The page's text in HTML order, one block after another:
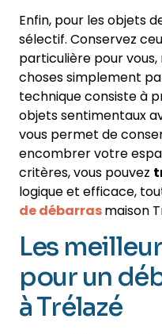
Enfin, pour les objets
sélectif. Conservez
particulière pour
choses simplement
technique consiste à
objets sentimentaux
vous permet de
encombrer votre
critères, vous pouvez
logique et efficace,
de débarrasmaison
Les
pour un
à Trélazé